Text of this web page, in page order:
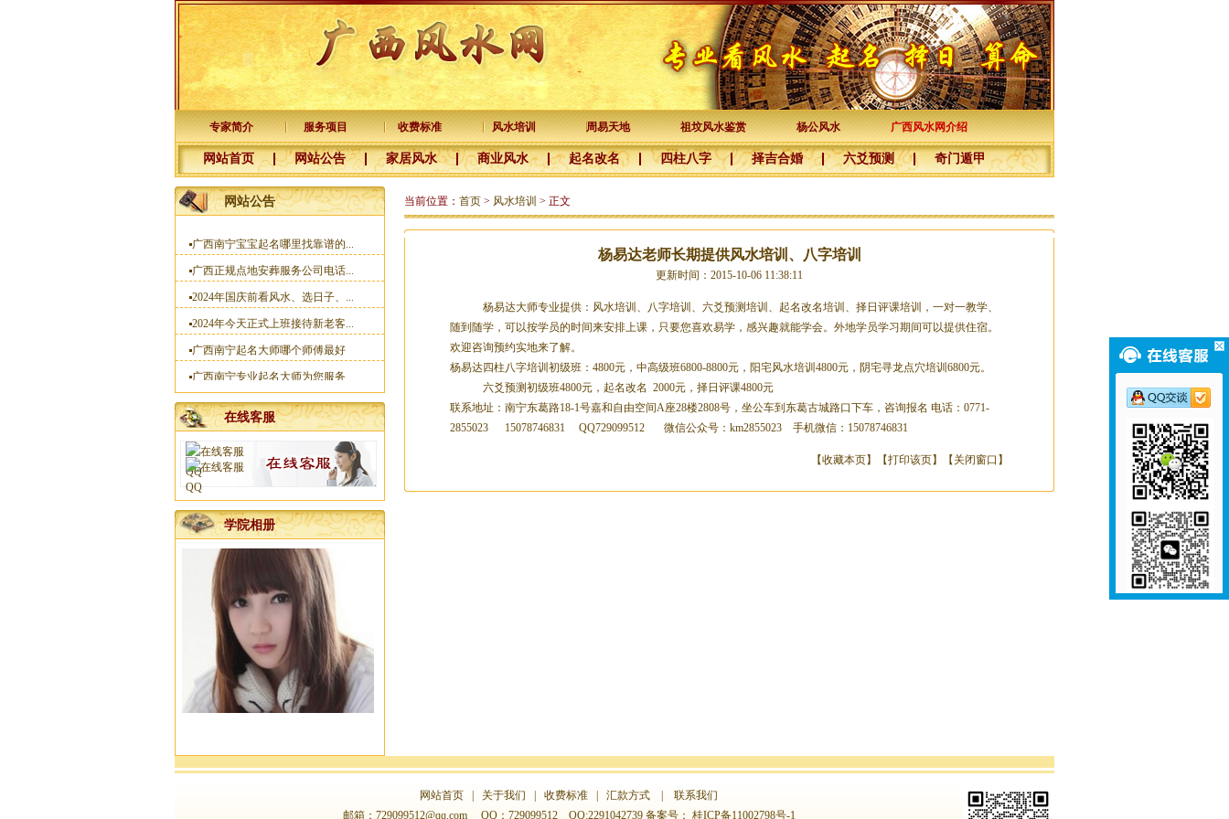
专家简介 服务项目 收费标准 风水培训 周易天地 祖坟风水鉴赏 杨公风水 广西风水网介绍
网站首页 网站公告 家居风水 商业风水 起名改名 四柱八字 择吉合婚 六爻预测 奇门遁甲
网站公告
南宁专业老牌起名大师杨易达为...
新年快乐，感谢新老客户十五年...
河池徐老板您交的预约点墓地定...
杨公风水培训班国庆节开班了
2025年元月1日前交定金看风水的...
广西杨公三元风水培训大师
梧州李福主宝宝名字已取好
广西南宁风水培训预约电话：150...
杨易达大师2023年清明节前看风...
邀请函
公司开工吉日已发
杨易达风水大师服务项目
广西南宁老牌起名大师杨易达真...
南宁专业老牌起名大师杨易达为...
新年快乐，感谢新老客户十五年...
河池徐老板您交的预约点墓地定...
杨公风水培训班国庆节开班了
2025年元月1日前交定金看风水的...
广西杨公三元风水培训大师
梧州李福主宝宝名字已取好
广西正规点地安葬服务公司电话...
在线客服
学院相册
当前位置： 首页 > 风水培训 > 正文
杨易达老师长期提供风水培训、八字培训
更新时间：2015-10-06 11:38:11
杨易达大师专业提供：风水培训、八字培训、六爻预测培训、起名改名培训、择日评课培训，一对一教学、
随到随学，可以按学员的时间来安排上课，只要您喜欢易学，感兴趣就能学会。外地学员学习期间可以提供住宿。
欢迎咨询预约实地来了解。
杨易达四柱八字培训初级班：4800元，中高级班6800-8800元，阳宅风水培训4800元，阴宅寻龙点穴培训6800元。
六爻预测初级班4800元，起名改名 2000元，择日评课4800元
联系地址：南宁东葛路18-1号嘉和自由空间A座28楼2808号，坐公车到东葛古城路口下车，咨询报名 电话：0771-
2855023 15078746831 QQ729099512 微信公众号：km2855023 手机微信：15078746831
【收藏本页】【打印该页】【 关闭窗口 】
网站首页 关于我们 收费标准 汇款方式
联系我们
邮箱： 729099512@qq.comQQ：729099512 QQ:2291042739 备案号： 桂ICP备11002798号-1